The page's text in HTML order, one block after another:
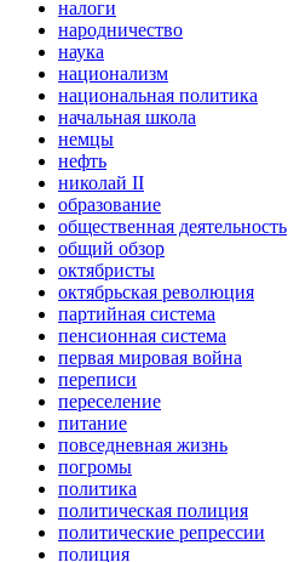
налоги
народничество
наука
национализм
национальная политика
начальная школа
немцы
нефть
николай II
образование
общественная деятельность
общий обзор
октябристы
октябрьская революция
партийная система
пенсионная система
первая мировая война
переписи
переселение
питание
повседневная жизнь
погромы
политика
политическая полиция
политические репрессии
полиция